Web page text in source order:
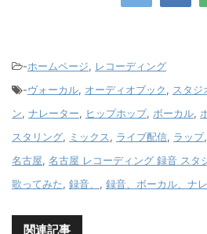
-ホームページ, レコーディング
-ヴォーカル, オーディオブック, スタジ
ン, ナレーター, ヒップホップ, ボーカル,
スタリング, ミックス, ライブ配信, ラップ,
名古屋, 名古屋 レコーディング 録音 スタ
歌ってみた, 録音、 , 録音、ボーカル、ナ
関連記事